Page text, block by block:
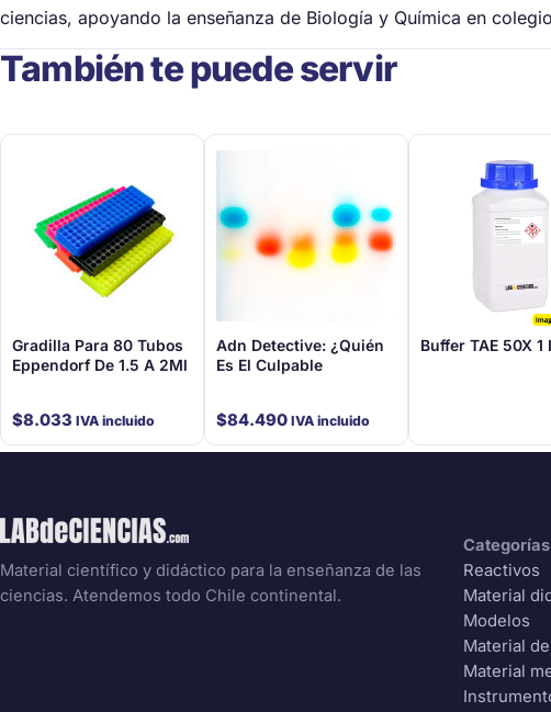
ciencias, apoyando la enseñanza de Biología y Química en
También te puede servir
Gradilla Para 80 Tubos
Eppendorf De 1.5 A 2Ml
$8.033 IVA incluido
Adn Detective: ¿Quién
Es El Culpable
$84.490 IVA incluido
Buffer TAE 50X 1
Material científico y didáctico para la enseñanza de las
ciencias. Atendemos todo Chile continental.
Categorías
Reactivos
Material
Modelos
Material
Material